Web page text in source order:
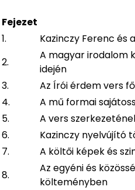
Fejezet
1.
Kazinczy Ferenc és
2.
A magyar irodalom
idején
3.
Az Írói érdem vers
4.
A mű formai
5.
A vers
6.
Kazinczy nyelvújító
7.
A költői képek és
8.
Az egyéni és
költeményben